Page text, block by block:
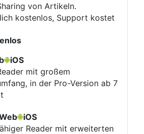
von Artikeln.
kostenlos, Support kostet
iOS
mit großem
in der Pro-Version ab 7
iOS
Reader mit erweiterten